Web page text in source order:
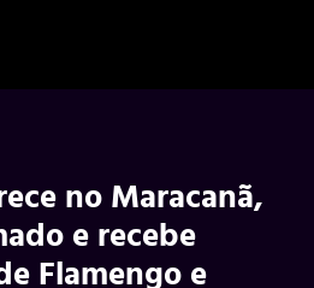
no Maracanã,
e recebe
Flamengo e